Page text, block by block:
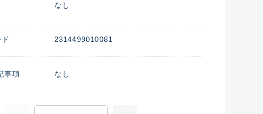
なし
2314499010081
事項 なし